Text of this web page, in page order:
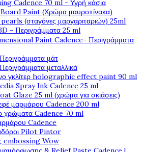
Cadence 70 ml - Υγρή κάσια
Paint (Χρώμα μαυροπίνακα)
(σταγόνες μαργαριταριών) 25ml
- Περιγράμματα 25 ml
Paint Cadence- Περιγράμματα
Περιγράμματα μάτ
Περιγράμματα μεταλλικά
γκλίτερ holographic effect paint 90 ml
Spray Ink Cadence 25 ml
Glaze 25 ml (χρώμα για σκιάσεις)
μαρμάρου Cadence 200 ml
χρώματα Cadence 70 ml
Cadence
Pilot Pintor
embossing Wow